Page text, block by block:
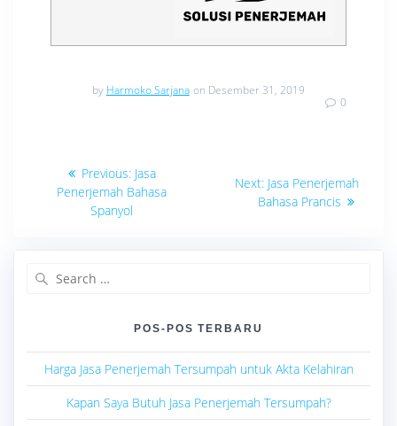
by Harmoko Sarjana on Desember 31, 2019
0
Navigasi
pos
Previous: Previous
post:
Jasa
Penerjemah Bahasa
Spanyol
Next: Next
post:
Jasa Penerjemah
Bahasa Prancis
POS-POS TERBARU
Harga Jasa Penerjemah Tersumpah untuk Akta Kelahiran
Kapan Saya Butuh Jasa Penerjemah Tersumpah?